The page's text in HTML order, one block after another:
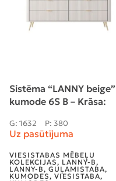
Sistēma “LANNY beige”
kumode 6S B – Krāsa:
G: 1632 P: 380
Uz pasūtījuma
VIESISTABAS MĒBEĻU
KOLEKCIJAS, LANNY-B,
LANNY-B, GUĻAMISTABA,
KUMODES, VIESISTABA,